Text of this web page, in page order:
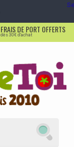
FRAIS DE PORT OFFERTS
dès 30€ d'achat